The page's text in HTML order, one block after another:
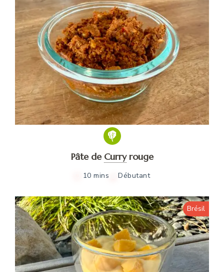
Pâte de Curry rouge
10 mins Débutant
Brésil